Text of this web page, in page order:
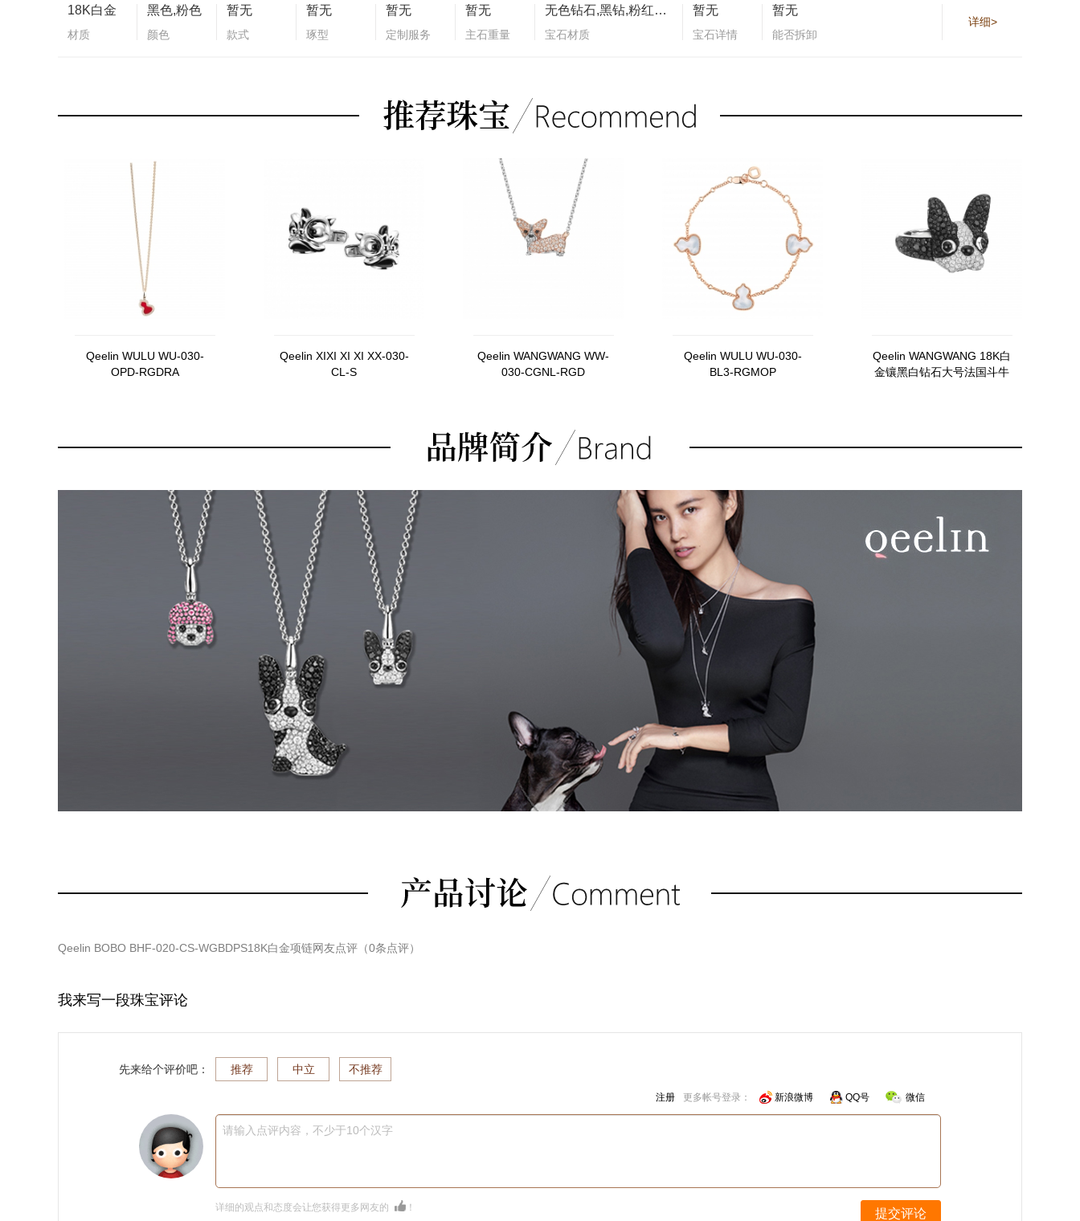
18K白金
材质
黑色,粉色
颜色
暂无
款式
暂无
琢型
暂无
定制服务
暂无
主石重量
无色钻石,黑钻,粉红色蓝宝石
宝石材质
暂无
宝石详情
暂无
能否拆卸
详细>
Qeelin WULU WU-030-
OPD-RGDRA
Qeelin XIXI XI XI XX-030-
CL-S
Qeelin WANGWANG WW-
030-CGNL-RGD
Qeelin WULU WU-030-
BL3-RGMOP
Qeelin WANGWANG 18K白
金镶黑白钻石大号法国斗牛
Qeelin BOBO BHF-020-CS-WGBDPS18K白金项链网友点评（0条点评）
我来写一段珠宝评论
先来给个评价吧： 推荐 中立 不推荐
注册 更多帐号登录： 新浪微博 QQ号 微信
请输入点评内容，不少于10个汉字
详细的观点和态度会让您获得更多网友的 ！ 提交评论